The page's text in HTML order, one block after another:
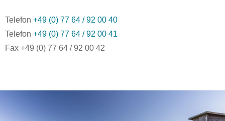
Telefon +49 (0) 77 64 / 92 00 40
Telefon +49 (0) 77 64 / 92 00 41
Fax +49 (0) 77 64 / 92 00 42